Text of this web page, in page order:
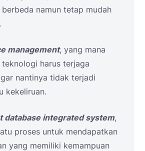
namun tetap mudah
management, yang mana
harus terjaga
nantinya tidak terjadi
kekeliruan.
database integrated system,
proses untuk mendapatkan
yang memiliki kemampuan